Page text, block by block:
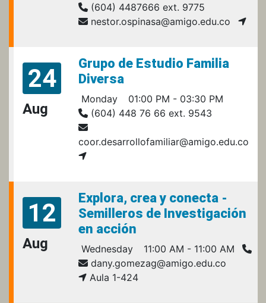
(604) 4487666 ext. 9775
nestor.ospinasa@amigo.edu.co
24
Aug
Grupo de Estudio Familia
Diversa
Monday
01:00 PM - 03:30 PM
(604) 448 76 66 ext. 9543
coor.desarrollofamiliar@amigo.edu.co
12
Aug
Explora, crea y conecta -
Semilleros de Investigación
en acción
Wednesday
11:00 AM - 11:00 AM
dany.gomezag@amigo.edu.co
Aula 1-424